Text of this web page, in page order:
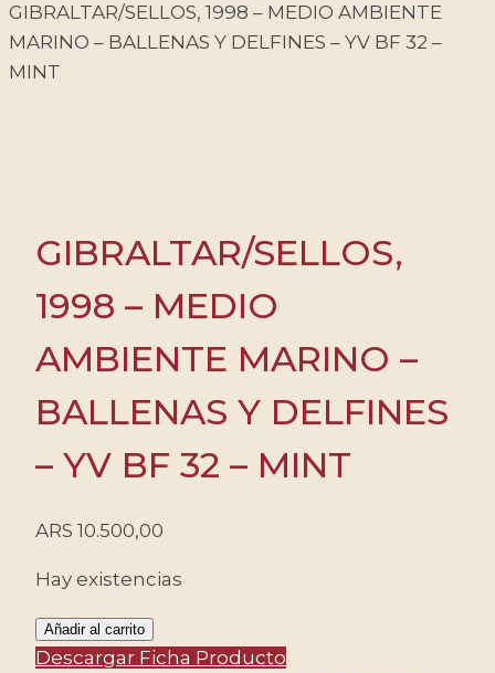
GIBRALTAR/SELLOS, 1998 – MEDIO AMBIENTE
MARINO – BALLENAS Y DELFINES – YV BF 32 –
MINT
GIBRALTAR/SELLOS,
1998 – MEDIO
AMBIENTE MARINO –
BALLENAS Y DELFINES
– YV BF 32 – MINT
ARS 10.500,00
Hay existencias
GIBRALTAR/SELLOS,
1998
Añadir al carrito
Descargar Ficha Producto